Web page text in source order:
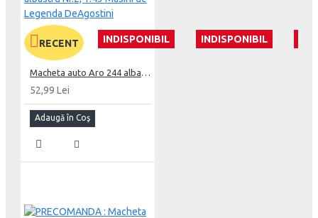
RECENT INDISPONIBIL INDISPONIBIL
52,99 Lei
Adaugă în Coş